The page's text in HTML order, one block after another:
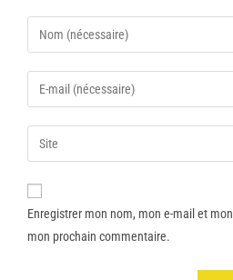
Enregistrer mon nom, mon e-mail et
mon prochain commentaire.